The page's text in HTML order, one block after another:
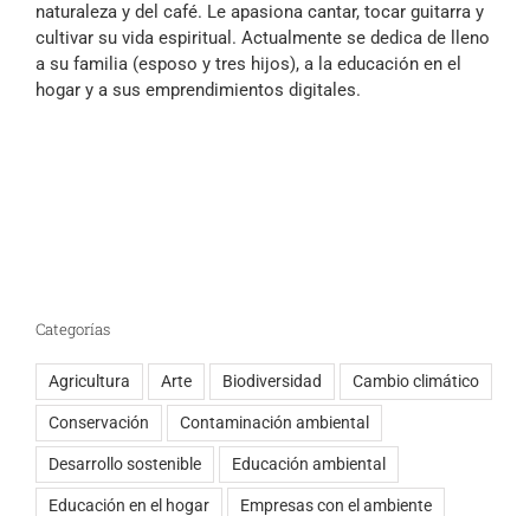
naturaleza y del café. Le apasiona cantar, tocar guitarra y
cultivar su vida espiritual. Actualmente se dedica de lleno
a su familia (esposo y tres hijos), a la educación en el
hogar y a sus emprendimientos digitales.
Categorías
Agricultura Arte Biodiversidad Cambio climático
Conservación Contaminación ambiental
Desarrollo sostenible Educación ambiental
Educación en el hogar Empresas con el ambiente